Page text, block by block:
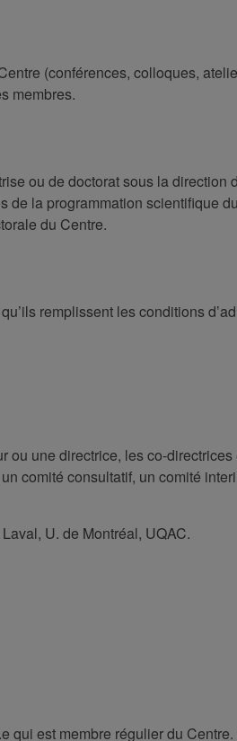
(conférences, colloques,
membres.
ou de doctorat sous la direction
de la programmation scientifique
du Centre.
remplissent les conditions
une directrice, les co-directrices
comité consultatif, un comité
U. de Montréal, UQAC.
qui est membre régulier du